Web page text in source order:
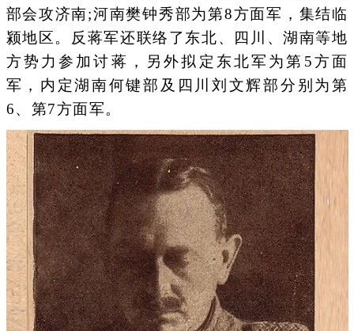
部会攻济南;河南樊钟秀部为第8方面军，集结临
颍地区。反蒋军还联络了东北、四川、湖南等地
方势力参加讨蒋，另外拟定东北军为第5方面
军，内定湖南何键部及四川刘文辉部分别为第
6、第7方面军。